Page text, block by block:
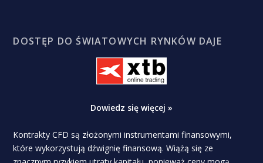
DOSTĘP DO ŚWIATOWYCH RYNKÓW DAJE
Dowiedz się więcej »
Kontrakty CFD są złożonymi instrumentami finansowymi,
które wykorzystują dźwignię finansową. Wiążą się ze